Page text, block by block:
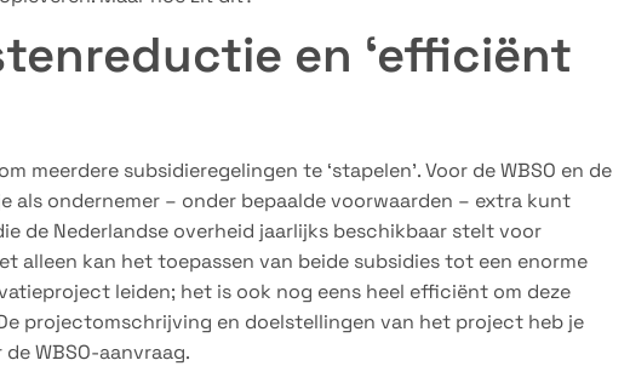
en ‘efficiënt
meerdere subsidieregelingen te ‘stapelen’. Voor de WBSO en de
als ondernemer – onder bepaalde voorwaarden – extra kunt
de Nederlandse overheid jaarlijks beschikbaar stelt voor
alleen kan het toepassen van beide subsidies tot een enorme
leiden; het is ook nog eens heel efficiënt om deze
De projectomschrijving en doelstellingen van het project heb je
WBSO-aanvraag.